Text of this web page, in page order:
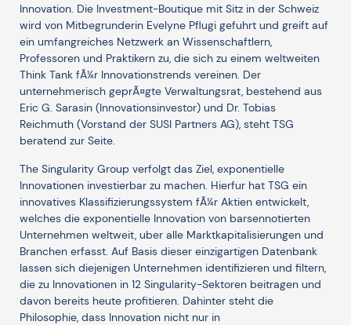
Innovation. Die Investment-Boutique mit Sitz in der Schweiz
wird von Mitbegrunderin Evelyne Pflugi gefuhrt und greift auf
ein umfangreiches Netzwerk an Wissenschaftlern,
Professoren und Praktikern zu, die sich zu einem weltweiten
Think Tank fÃ¼r Innovationstrends vereinen. Der
unternehmerisch geprÃ¤gte Verwaltungsrat, bestehend aus
Eric G. Sarasin (Innovationsinvestor) und Dr. Tobias
Reichmuth (Vorstand der SUSI Partners AG), steht TSG
beratend zur Seite.
The Singularity Group verfolgt das Ziel, exponentielle
Innovationen investierbar zu machen. Hierfur hat TSG ein
innovatives Klassifizierungssystem fÃ¼r Aktien entwickelt,
welches die exponentielle Innovation von barsennotierten
Unternehmen weltweit, uber alle Marktkapitalisierungen und
Branchen erfasst. Auf Basis dieser einzigartigen Datenbank
lassen sich diejenigen Unternehmen identifizieren und filtern,
die zu Innovationen in 12 Singularity-Sektoren beitragen und
davon bereits heute profitieren. Dahinter steht die
Philosophie, dass Innovation nicht nur in